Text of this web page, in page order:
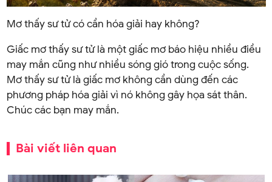
Mơ thấy sư tử có cần hóa giải hay không?
Giấc mơ thấy sư tử là một giấc mơ báo hiệu nhiều điều
may mắn cũng như nhiều sóng gió trong cuộc sống.
Mơ thấy sư tử là giấc mơ không cần dùng đến các
phương pháp hóa giải vì nó không gây họa sát thân.
Chúc các bạn may mắn.
Bài viết liên quan